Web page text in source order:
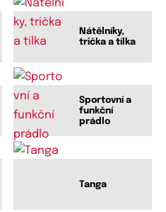
Nátělníky,
trička a tílka
Sportovní a
funkční
prádlo
Tanga